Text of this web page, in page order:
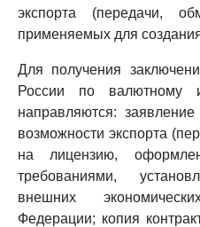
экспорта (передачи,
применяемых для создания
Для получения
России по валютному
направляются:
возможности экспорта
на лицензию,
требованиями,
внешних
Федерации; копия